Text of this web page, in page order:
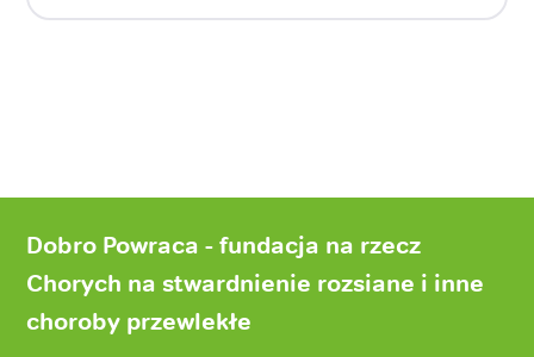
stronyDobro Powraca - fundacja na rzecz
Chorych na stwardnienie rozsiane i inne
choroby przewlekłe